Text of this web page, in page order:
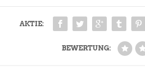
AKTIE:
BEWERTUNG: